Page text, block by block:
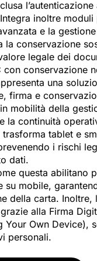
inoltre
e la
la conservazione
legale dei
con conservazione
una
firma e
mobilità della
la continuità
trasforma tablet e
i rischi
dati.
questa abilitano
su mobile,
della carta.
alla Firma
Your Own Device),
personali.